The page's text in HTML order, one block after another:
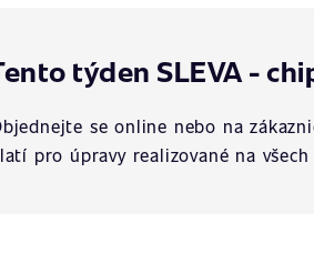
týden SLEVA -
se online nebo na
pro úpravy realizované na